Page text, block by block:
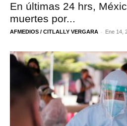
En últimas 24 hrs,
muertes por...
AFMEDIOS / CITLALLY VERGARA - Ene 14,